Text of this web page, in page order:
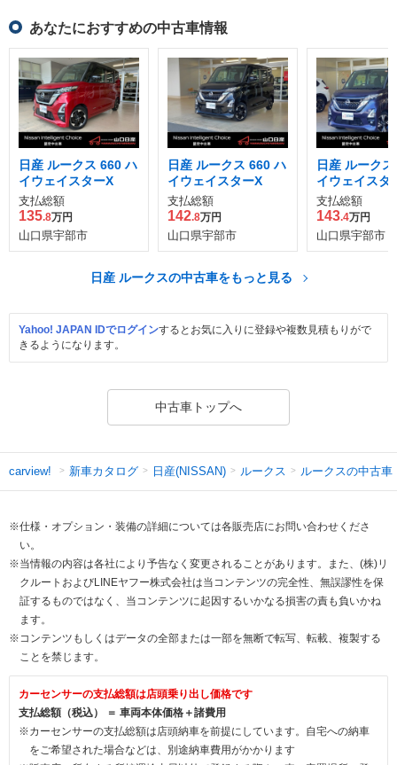
あなたにおすすめの中古車情報
日産 ルークス 660 ハ
イウェイスターX
支払総額
135.8万円
山口県宇部市
日産 ルークス 660 ハ
イウェイスターX
支払総額
142.8万円
山口県宇部市
日産 ルーク
イウェイスタ
ーボ
支払総額
143.4万円
山口県宇部市
日産 ルークスの中古車をもっと見る
Yahoo! JAPAN IDでログインするとお気に入りに登録や複数見積もりがで
きるようになります。
中古車トップへ
carview! 新車カタログ 日産(NISSAN) ルークス ルークスの中古車
※仕様・オプション・装備の詳細については各販売店にお問い合わせくださ
い。
※当情報の内容は各社により予告なく変更されることがあります。また、(株)リ
クルートおよびLINEヤフー株式会社は当コンテンツの完全性、無誤謬性を保
証するものではなく、当コンテンツに起因するいかなる損害の責も負いかね
ます。
※コンテンツもしくはデータの全部または一部を無断で転写、転載、複製する
ことを禁じます。
カーセンサーの支払総額は店頭乗り出し価格です
支払総額（税込） ＝ 車両本体価格＋諸費用
※カーセンサーの支払総額は店頭納車を前提にしています。自宅への納車
をご希望された場合などは、別途納車費用がかかります